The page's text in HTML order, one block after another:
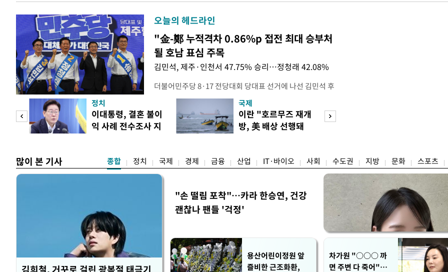
오늘의 헤드라인
"金-鄭 누적격차 0.86%p 접전 최대 승부처
될 호남 표심 주목
김민석, 제주·인천서 47.75% 승리…정청래 42.08%
더불어민주당 8·17 전당대회 당대표 선거에 나선 김민석 후
보가 8일 제주·인천 지역 순회경선에서 '누적 1위'를 탈환했
다. 앞서 정청래 후보 우세 지역으로 점쳐졌던 충청권과 부산
·울산·경남 경선에서 1승 1패를 주고 받은 김 후보는 이날
제주·인천 경선에서 이기며 '2승 1패'로 앞서가게 됐다. 다
정치
이대통령, 결혼 불이
익 사례 전수조사 지
국제
이란 "호르무즈 재개
방, 美 배상 선행돼
많이 본 기사 종합 정치 국제 경제 금융 산업 IT·바이오 사회 수도권 지방 문화 스포츠
김희철, 거꾸로 걸린 광복절 태극기
"손 떨림 포착"…카라 한승연, 건강
괜찮나 팬들 '걱정'
용산어린이정원 앞
즐비한 근조화환,
차가원 "○○○ 까
면 주변 다 죽어"…